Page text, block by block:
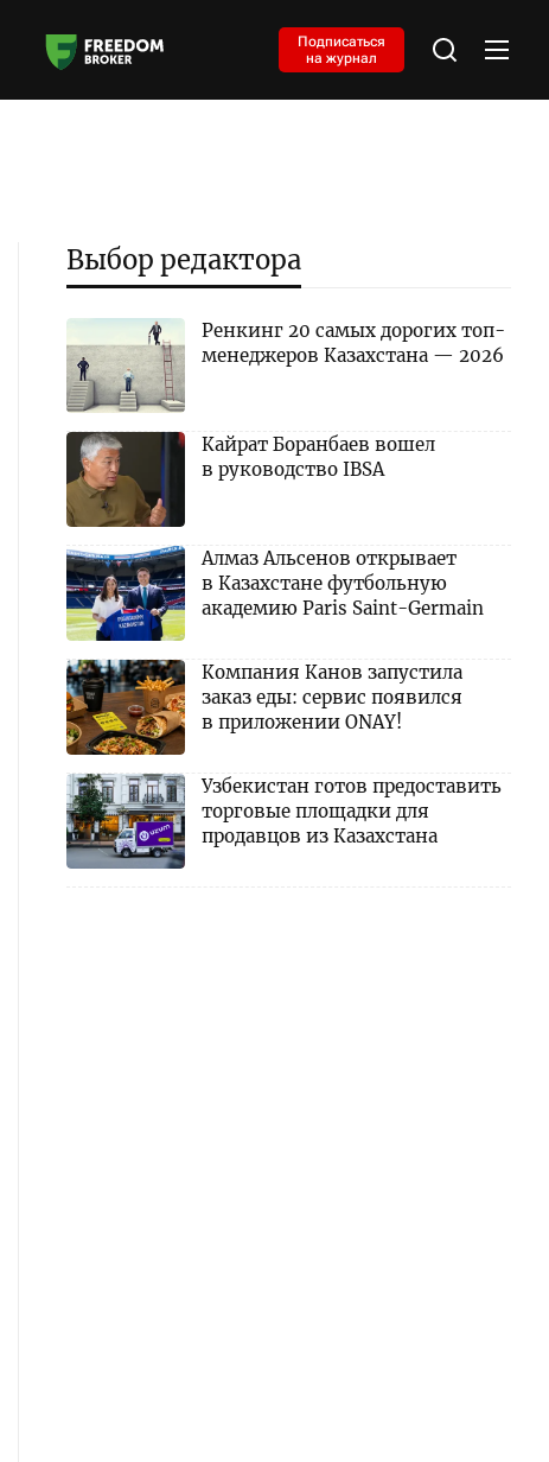
Подписаться
на журнал
Выбор редактора
Ренкинг 20 самых дорогих топ-
менеджеров Казахстана — 2026
Кайрат Боранбаев вошел
в руководство IBSA
Алмаз Альсенов открывает
в Казахстане футбольную
академию Paris Saint-Germain
Компания Канов запустила
заказ еды: сервис появился
в приложении ONAY!
Узбекистан готов предоставить
торговые площадки для
продавцов из Казахстана